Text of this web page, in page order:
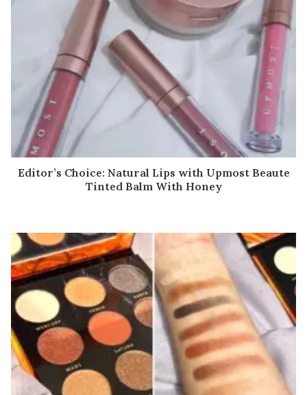
Editor’s Choice: Natural Lips with Upmost Beaute
Tinted Balm With Honey